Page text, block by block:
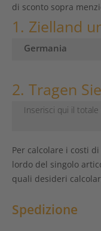
di sconto sopra
1. Zielland
2. Tragen
Inserisci qui il
Per calcolare i costi
lordo del singolo
quali desideri
Spedizione